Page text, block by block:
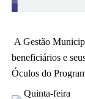
A Gestão
beneficiários e
Óculos do
Quinta-feira